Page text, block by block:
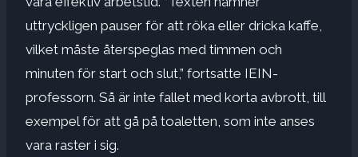
uttryckligen pauser för att röka eller dricka kaffe,
vilket måste återspeglas med timmen och
minuten för start och slut,” fortsatte IEIN-
professorn. Så är inte fallet med korta avbrott, till
exempel för att gå på toaletten, som inte anses
vara raster i sig.